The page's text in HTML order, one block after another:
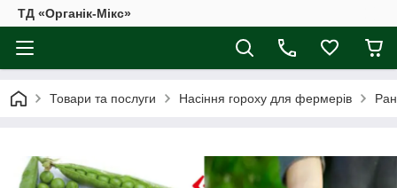
ТД «Органік-Мікс»
Товари та послуги Насіння гороху для фермерів